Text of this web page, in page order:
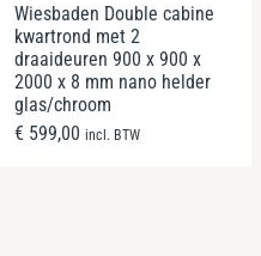
Wiesbaden Double cabine
kwartrond met 2
draaideuren 900 x 900 x
2000 x 8 mm nano helder
glas/chroom
€ 599,00 incl. BTW